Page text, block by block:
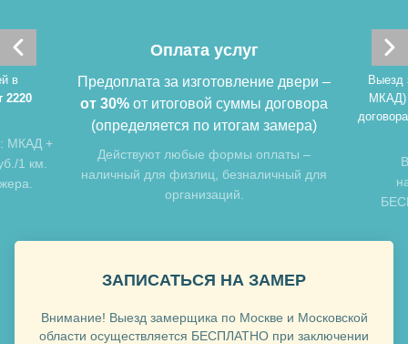
Хочу такую
в
2220
МКАД +
1 км.
Оплата услуг
Предоплата за изготовление двери –
от 30% от итоговой суммы договора
(определяется по итогам замера)
Действуют любые формы оплаты –
наличный для физлиц, безналичный для
организаций.
Выезд
ЗАПИСАТЬСЯ НА ЗАМЕР
Внимание! Выезд замерщика по Москве и Московской
области осуществляется БЕСПЛАТНО при заключении